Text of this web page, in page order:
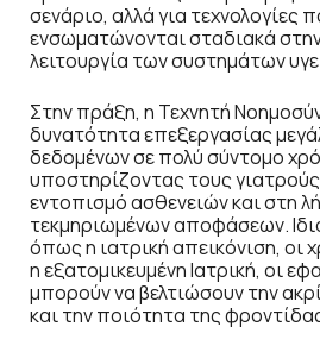
σενάριο, αλλά για τεχνολογίες
ενσωματώνονται σταδιακά
λειτουργία των συστημάτων
Στην πράξη, η Τεχνητή
δυνατότητα επεξεργασίας
δεδομένων σε πολύ σύντομο
υποστηρίζοντας τους
εντοπισμό ασθενειών και στη
τεκμηριωμένων αποφάσεων.
όπως η ιατρική απεικόνιση, οι
η εξατομικευμένη Ιατρική, οι
μπορούν να βελτιώσουν την
και την ποιότητα της